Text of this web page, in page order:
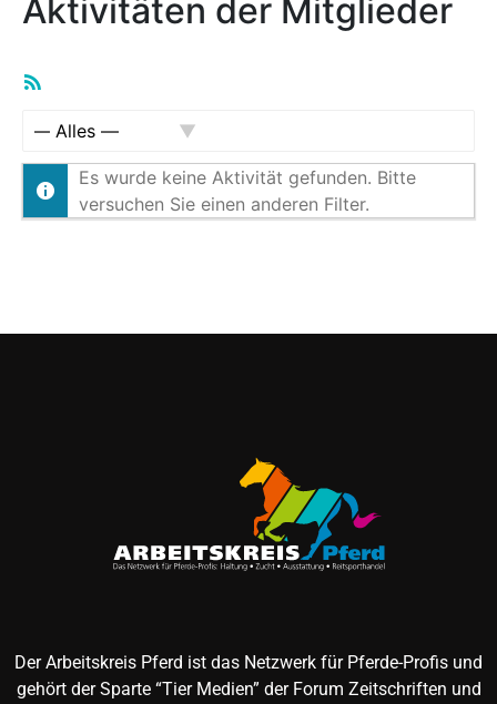
Aktivitäten der Mitglieder
Es wurde keine Aktivität gefunden. Bitte
versuchen Sie einen anderen Filter.
Der Arbeitskreis Pferd ist das Netzwerk für Pferde-Profis und
gehört der Sparte “Tier Medien” der Forum Zeitschriften und